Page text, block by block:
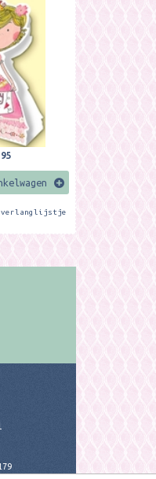
12,7 x 18 cm.
verlanglijstje